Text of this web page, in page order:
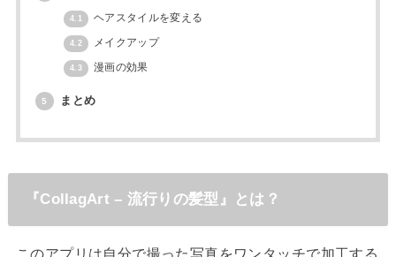
4.1 ヘアスタイルを変える
4.2 メイクアップ
4.3 漫画の効果
5 まとめ
『CollagArt – 流行りの髪型』とは？
このアプリは自分で撮った写真をワンタッチで加工する